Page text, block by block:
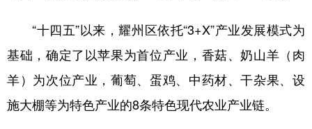
“十四五”以来，耀州区依托“3+X”产业发展模式为
基础，确定了以苹果为首位产业，香菇、奶山羊（肉
羊）为次位产业，葡萄、蛋鸡、中药材、干杂果、设
施大棚等为特色产业的8条特色现代农业产业链。